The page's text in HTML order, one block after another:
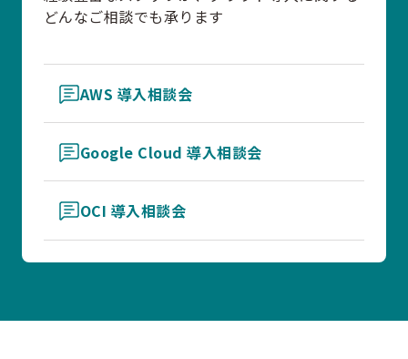
どんなご相談でも承ります
AWS 導入相談会
Google Cloud 導入相談会
OCI 導入相談会